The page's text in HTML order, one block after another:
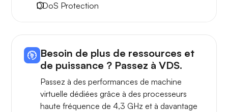
DDoS Protection
Besoin de plus de ressources et
de puissance ? Passez à VDS.
Passez à des performances de machine
virtuelle dédiées grâce à des processeurs
haute fréquence de 4,3 GHz et à davantage